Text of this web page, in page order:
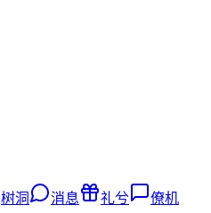
树洞 消息 礼兮 僚机